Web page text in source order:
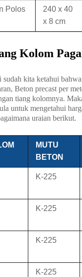
Polos
240 x 40
x 8 cm
Kolom
sudah kita ketahui
Beton precast per
tiang kolomnya.
untuk mengetahui
uraian berikut.
MUTU
BETON
K-225
K-225
K-225
K-225